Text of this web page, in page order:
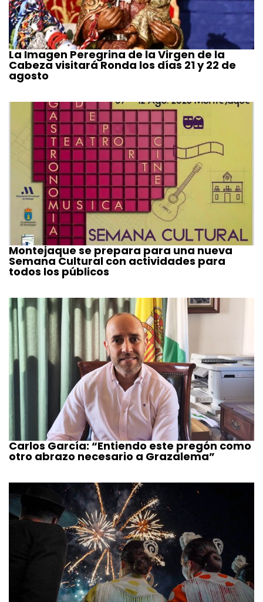
La Imagen Peregrina de la Virgen de la
Cabeza visitará Ronda los días 21 y 22 de
agosto
Montejaque se prepara para una nueva
Semana Cultural con actividades para
todos los públicos
Carlos García: “Entiendo este pregón como
otro abrazo necesario a Grazalema”